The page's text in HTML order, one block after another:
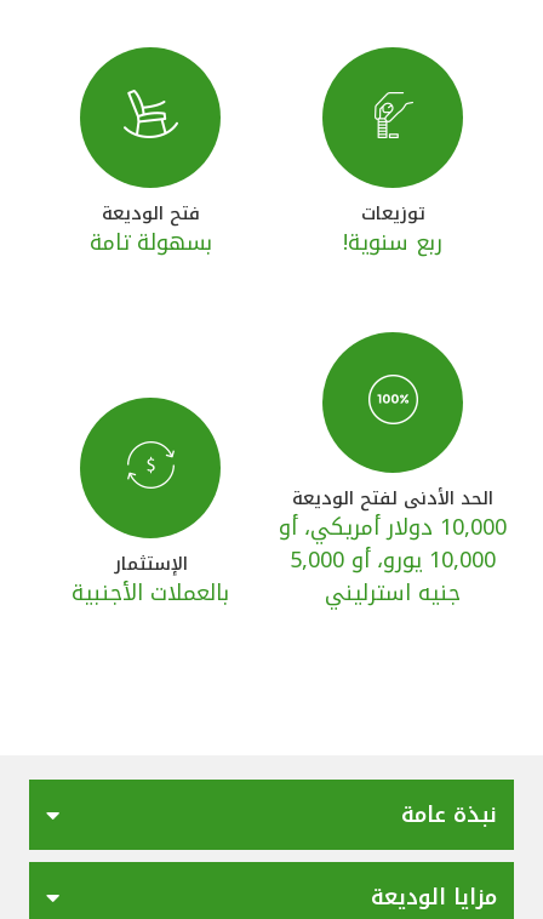
القنوات المصرفية
أدوات وخدمات
خدمات ما بعد البيع
مواقع الفروع وأجهزة الصرف الآلي
ألمانيا
ماليزيا
تركيا
مصر
توزيعات
ربع سنوية!
فتح الوديعة
بسهولة تامة
الحد الأدنى لفتح الوديعة
10,000 دولار أمريكي، أو
10,000 يورو، أو 5,000
جنيه استرليني
الإستثمار
بالعملات الأجنبية
نبذة عامة
مزايا الوديعة